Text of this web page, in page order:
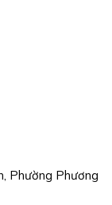
Phường Phương